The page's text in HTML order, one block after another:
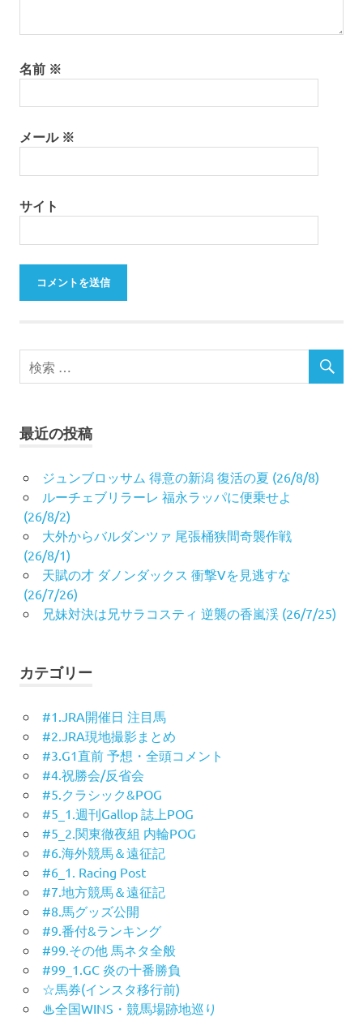
名前 ※
メール ※
サイト
最近の投稿
ジュンブロッサム 得意の新潟 復活の夏 (26/8/8)
ルーチェブリラーレ 福永ラッパに便乗せよ
(26/8/2)
大外からバルダンツァ 尾張桶狭間奇襲作戦
(26/8/1)
天賦の才 ダノンダックス 衝撃Vを見逃すな
(26/7/26)
兄妹対決は兄サラコスティ 逆襲の香嵐渓 (26/7/25)
カテゴリー
#1.JRA開催日 注目馬
#2.JRA現地撮影まとめ
#3.G1直前 予想・全頭コメント
#4.祝勝会/反省会
#5.クラシック&POG
#5_1.週刊Gallop 誌上POG
#5_2.関東徹夜組 内輪POG
#6.海外競馬＆遠征記
#6_1. Racing Post
#7.地方競馬＆遠征記
#8.馬グッズ公開
#9.番付&ランキング
#99.その他 馬ネタ全般
#99_1.GC 炎の十番勝負
☆馬券(インスタ移行前)
♨︎全国WINS・競馬場跡地巡り